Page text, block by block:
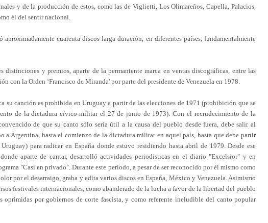
y de la producción de estos, como las de Viglietti, Los Olimareños, Capella, Palacios,
él del sentir nacional.
aproximadamente cuarenta discos larga duración, en diferentes países, fundamentalmente
distinciones y premios, aparte de la permantente marca en ventas discográficas, entre las
con la Orden ‘Francisco de Miranda' por parte del presidente de Venezuela en 1978.
su canción es prohibida en Uruguay a partir de las elecciones de 1971 (prohibición que se
de la dictadura cívico-militar el 27 de junio de 1973). Con el recrudecimiento de la
de que su canto sólo sería útil a la causa del pueblo desde fuera, debe salir al
a Argentina, hasta el comienzo de la dictadura militar en aquel país, hasta que debe partir
para radicar en España donde estuvo residiendo hasta abril de 1979. Desde ese
aparte de cantar, desarrolló actividades periodísticas en el diario "Excelsior" y en
"Casi en privado". Durante este período, a pesar de ser reconocido por él mismo como
por el desarraigo, graba y edita varios discos en España, México y Venezuela. Asimismo
festivales internacionales, como abanderado de la lucha a favor de la libertad del pueblo
oprimidas por gobiernos de corte fascista, y como referente ineludible del canto popular